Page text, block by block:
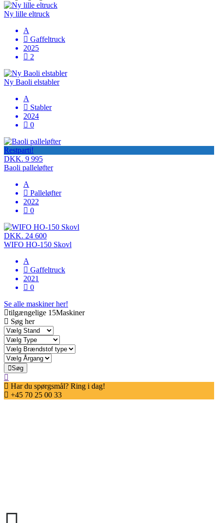
Ny lille eltruck
A
Gaffeltruck
2025
2
Ny Baoli elstabler
A
Stabler
2024
0
Restparti!
DKK. 9 995
Baoli palleløfter
A
Palleløfter
2022
0
DKK. 24 600
WIFO HO-150 Skovl
A
Gaffeltruck
2021
0
Se alle maskiner her!
tilgængelige 15Maskiner
Søg her
Søg
Har du spørgsmål? Ring i dag!
+45 70 25 00 33